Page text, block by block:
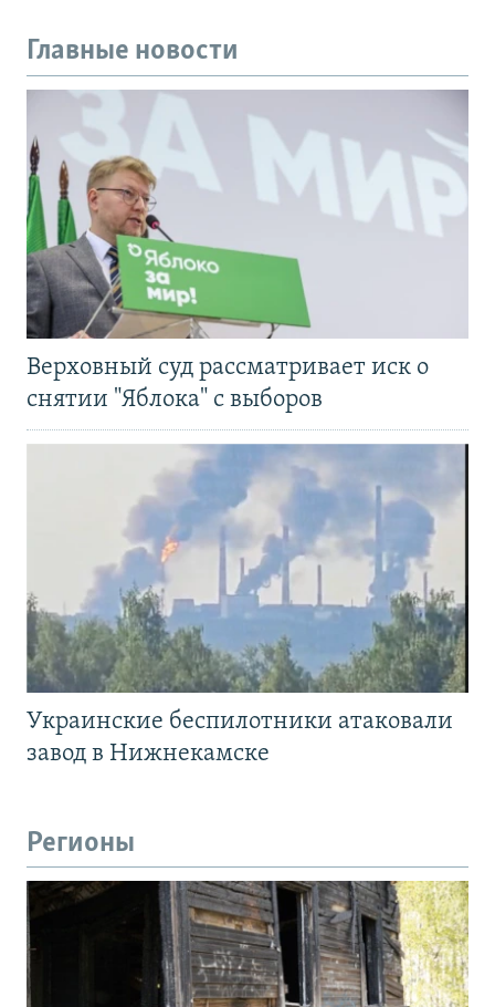
Главные новости
Верховный суд рассматривает иск о
снятии "Яблока" с выборов
Украинские беспилотники атаковали
завод в Нижнекамске
Регионы